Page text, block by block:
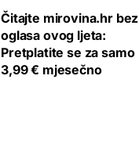
Čitajte mirovina.hr bez
oglasa ovog ljeta:
Pretplatite se za samo
3,99 € mjesečno